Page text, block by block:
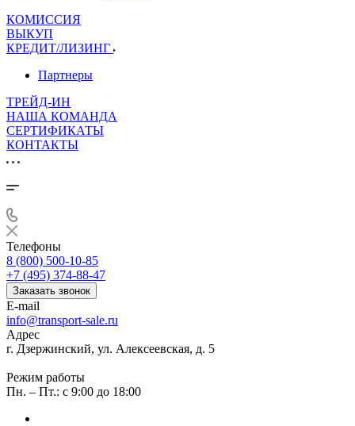
КОМИССИЯ
ВЫКУП
КРЕДИТ/ЛИЗИНГ
Партнеры
ТРЕЙД-ИН
НАША КОМАНДА
СЕРТИФИКАТЫ
КОНТАКТЫ
Телефоны
8 (800) 500-10-85
+7 (495) 374-88-47
Заказать звонок
E-mail
info@transport-sale.ru
Адрес
г. Дзержинский, ул. Алексеевская, д. 5
Режим работы
Пн. – Пт.: с 9:00 до 18:00